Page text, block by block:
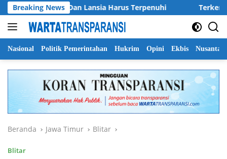
Langsung
ke
konten
Breaking News
Anak Dan Lansia Harus Terpenuhi Terkendala
Nasional Politik Pemerintahan Hukrim Opini Ekbis Nusantara
Beranda Jawa Timur Blitar
Blitar